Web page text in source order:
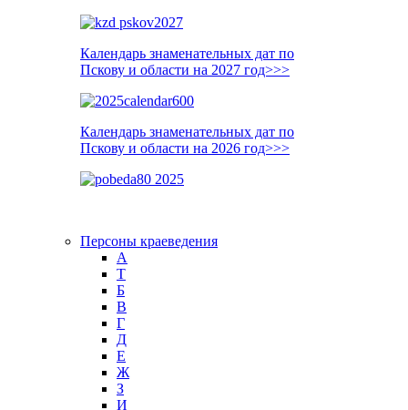
Календарь знаменательных дат по
Пскову и области на 2027 год>>>
Календарь знаменательных дат по
Пскову и области на 2026 год>>>
Персоны краеведения
А
T
Б
В
Г
Д
Е
Ж
З
И